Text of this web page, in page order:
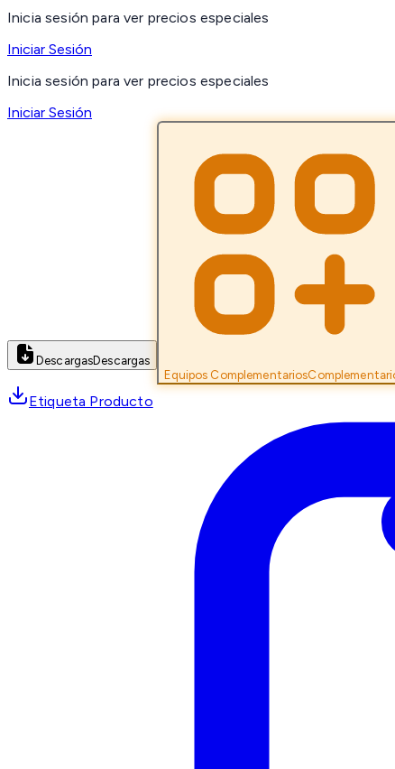
Inicia sesión para ver precios especiales
Iniciar Sesión
Inicia sesión para ver precios especiales
Iniciar Sesión
DescargasDescargas
Equipos Complementarios
Etiqueta Producto